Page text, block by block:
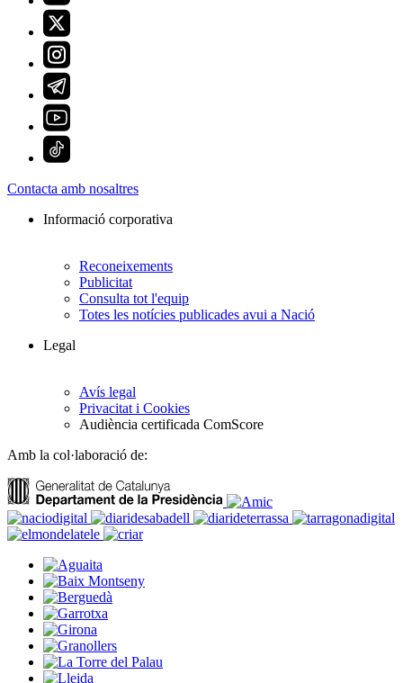
Contacta amb nosaltres
Informació corporativa
Reconeixements
Publicitat
Consulta tot l'equip
Totes les notícies publicades avui a Nació
Legal
Avís legal
Privacitat i Cookies
Audiència certificada ComScore
Amb la col·laboració de: